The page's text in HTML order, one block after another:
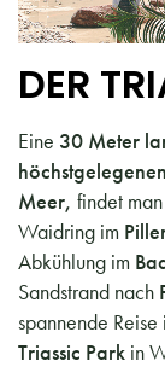
DER
Eine 30 Meter
Meer, findet
Waidring im
Abkühlung im
Sandstrand nach
spannende Reise
Triassic Park in